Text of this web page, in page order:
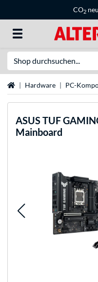
CO2
StartseiteHardware PC-
ASUS TUF
Mainboard